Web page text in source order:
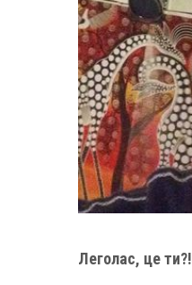
Леголас, це ти?!